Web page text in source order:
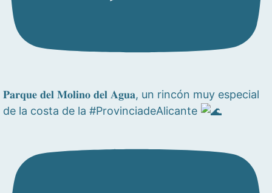
𝐏𝐚𝐫𝐪𝐮𝐞 𝐝𝐞𝐥 𝐌𝐨𝐥𝐢𝐧𝐨 𝐝𝐞𝐥 𝐀𝐠𝐮𝐚, un rincón muy especial
de la costa de la #ProvinciadeAlicante